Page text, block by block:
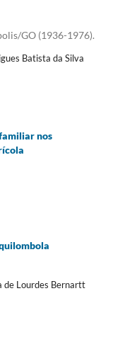
GO (1936-1976).
Batista da Silva
nos
de Lourdes Bernartt